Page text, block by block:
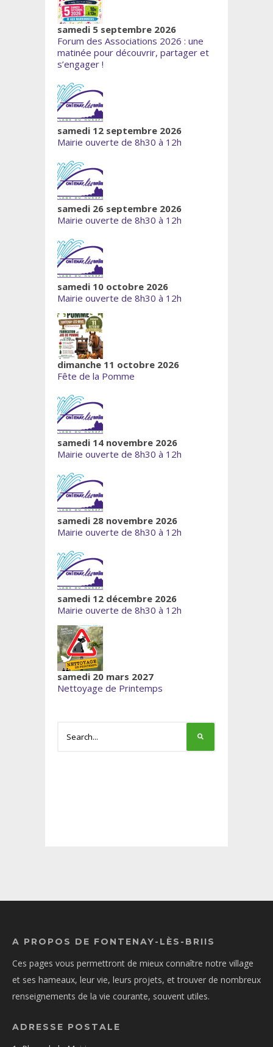
samedi 5 septembre 2026
Forum des Associations 2026 : une
matinée pour découvrir, partager et
s’engager !
samedi 12 septembre 2026
Mairie ouverte de 8h30 à 12h
samedi 26 septembre 2026
Mairie ouverte de 8h30 à 12h
samedi 10 octobre 2026
Mairie ouverte de 8h30 à 12h
dimanche 11 octobre 2026
Fête de la Pomme
samedi 14 novembre 2026
Mairie ouverte de 8h30 à 12h
samedi 28 novembre 2026
Mairie ouverte de 8h30 à 12h
samedi 12 décembre 2026
Mairie ouverte de 8h30 à 12h
samedi 20 mars 2027
Nettoyage de Printemps
A PROPOS DE FONTENAY-LÈS-BRIIS
Ces pages vous permettront de mieux connaître notre village
et ses hameaux, leur vie, leurs projets, et trouver de nombreux
renseignements de la vie courante, souvent utiles.
ADRESSE POSTALE